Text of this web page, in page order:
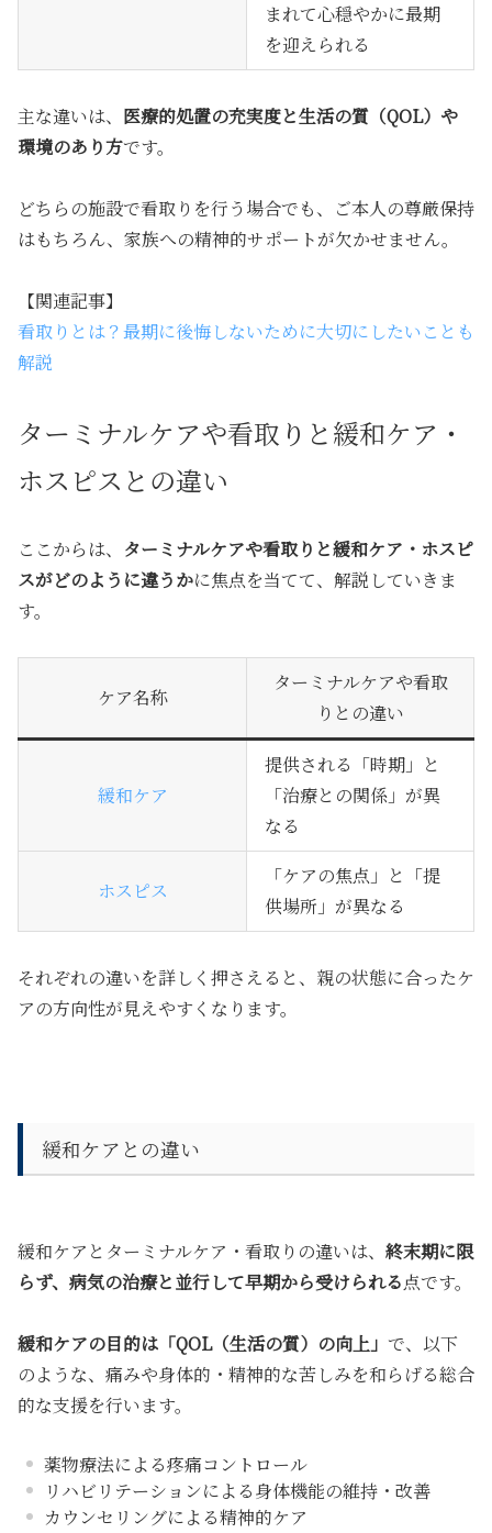
まれて心穏やかに最期
を迎えられる
主な違いは、 医療的処置の充実度と生活の質（QOL）や
環境のあり方です。
どちらの施設で看取りを行う場合でも、ご本人の尊厳保持
はもちろん、家族への精神的サポートが欠かせません。
【関連記事】
看取りとは？最期に後悔しないために大切にしたいことも
解説
ターミナルケアや看取りと緩和ケア・
ホスピスとの違い
ここからは、 ターミナルケアや看取りと緩和ケア・ホスピ
スがどのように違うかに焦点を当てて、解説していきま
す。
ケア名称
ターミナルケアや看取
りとの違い
緩和ケア
提供される「時期」と
「治療との関係」が異
なる
ホスピス
「ケアの焦点」と「提
供場所」が異なる
それぞれの違いを詳しく押さえると、親の状態に合ったケ
アの方向性が見えやすくなります。
緩和ケアとの違い
緩和ケアとターミナルケア・看取りの違いは、 終末期に限
らず、病気の治療と並行して早期から受けられる点です。
緩和ケアの目的は「QOL（生活の質）の向上」 で、以下
のような、 痛みや身体的・精神的な苦しみを和らげる総合
的な支援を行います。
薬物療法による疼痛コントロール
リハビリテーションによる身体機能の維持・改善
カウンセリングによる精神的ケア